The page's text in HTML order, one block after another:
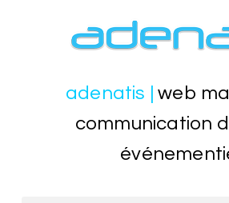
adenatis |web
communication